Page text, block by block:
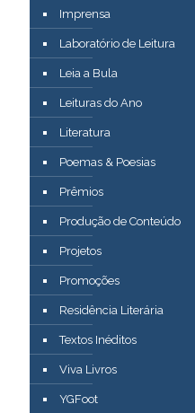
Imprensa
Laboratório de Leitura
Leia a Bula
Leituras do Ano
Literatura
Poemas & Poesias
Prêmios
Produção de Conteúdo
Projetos
Promoções
Residência Literária
Textos Inéditos
Viva Livros
YGFoot